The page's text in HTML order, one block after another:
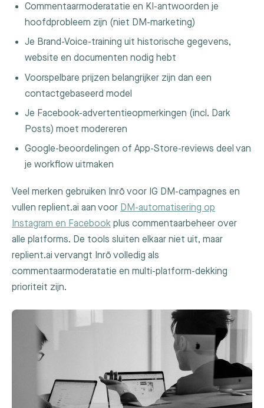
Commentaarmoderatatie en KI-antwoorden je
hoofdprobleem zijn (niet DM-marketing)
Je Brand-Voice-training uit historische gegevens,
website en documenten nodig hebt
Voorspelbare prijzen belangrijker zijn dan een
contactgebaseerd model
Je Facebook-advertentieopmerkingen (incl. Dark
Posts) moet modereren
Google-beoordelingen of App-Store-reviews deel van
je workflow uitmaken
Veel merken gebruiken Inrō voor IG DM-campagnes en
vullen replient.ai aan voor DM-automatisering op
Instagram en Facebook plus commentaarbeheer over
alle platforms. De tools sluiten elkaar niet uit, maar
replient.ai vervangt Inrō volledig als
commentaarmoderatatie en multi-platform-dekking
prioriteit zijn.